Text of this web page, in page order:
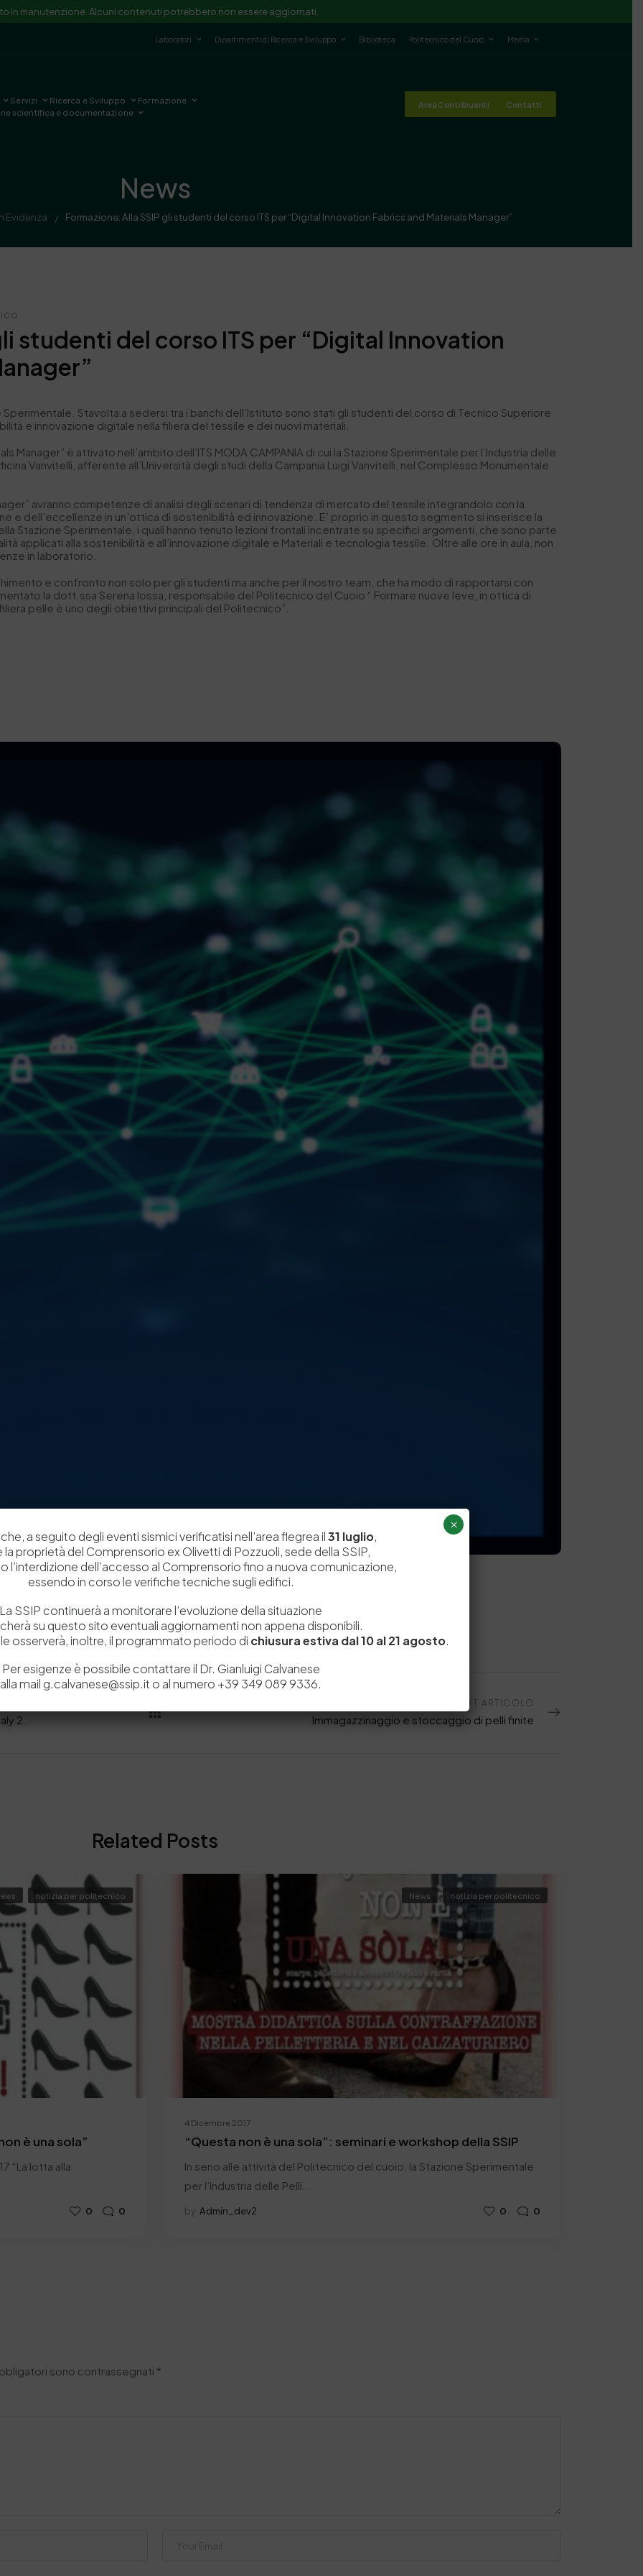
in manutenzione. Alcuni contenuti potrebbero non essere aggiornati.
Laboratori Dipartimenti di Ricerca e Sviluppo Biblioteca Politecnico del Cuoio Media
Servizi Ricerca e Sviluppo
Formazione
scientifica e documentazione
Area Contribuenti Contatti
News
Evidenza / Formazione: Alla SSIP gli studenti del corso ITS per “Digital Innovation Fabrics and Materials Manager”
studenti del corso ITS per “Digital Innovation
Stavolta a sedersi tra i banchi dell’Istituto sono stati gli studenti del corso di Tecnico Superiore
e innovazione digitale nella filiera del tessile e dei nuovi materiali.
Manager” è attivato nell’ambito dell’ITS MODA CAMPANIA di cui la Stazione Sperimentale per l’Industria delle
Vanvitelli, afferente all’Università degli studi della Campania Luigi Vanvitelli, nel Complesso Monumentale
avranno competenze di analisi degli scenari di tendenza di mercato del tessile integrandolo con la
e dell’eccellenze in un’ottica di sostenibilità ed innovazione. E’ proprio in questo segmento si inserisce la
Stazione Sperimentale, i quali hanno tenuto lezioni frontali incentrate su specifici argomenti, che sono parte
applicati alla sostenibilità e all’innovazione digitale e Materiali e tecnologia tessile. Oltre alle ore in aula, non
in laboratorio.
e confronto non solo per gli studenti ma anche per il nostro team, che ha modo di rapportarsi con
la dott.ssa Serena Iossa, responsabile del Politecnico del Cuoio “ Formare nuove leve, in ottica di
pelle è uno degli obiettivi principali del Politecnico”.
NEXT ARTICOLO
Immagazzinaggio e stoccaggio di pelli finite
Related Posts
notizia per politecnico
è una sola”
“La lotta alla
0 0
4 Dicembre 2017
News notizia per politecnico
“Questa non è una sola”: seminari e workshop della SSIP
In seno alle attività del Politecnico del cuoio, la Stazione Sperimentale
per l’Industria delle Pelli…
by Admin_dev2 0 0
sono contrassegnati *
a seguito degli eventi sismici verificatisi nell’area flegrea il31 luglio,
la proprietà del Comprensorio ex Olivetti di Pozzuoli, sede della SSIP,
l’interdizione dell’accesso al Comprensorio fino a nuova comunicazione,
essendo in corso le verifiche tecniche sugli edifici.
La SSIP continuerà a monitorare l’evoluzione della situazione
su questo sito eventuali aggiornamenti non appena disponibili.
osserverà, inoltre, il programmato periodo di chiusura estiva dal 10 al 21 agosto.
Per esigenze è possibile contattare il Dr. Gianluigi Calvanese
alla mail g.calvanese@ssip.it o al numero +39 349 089 9336.
×